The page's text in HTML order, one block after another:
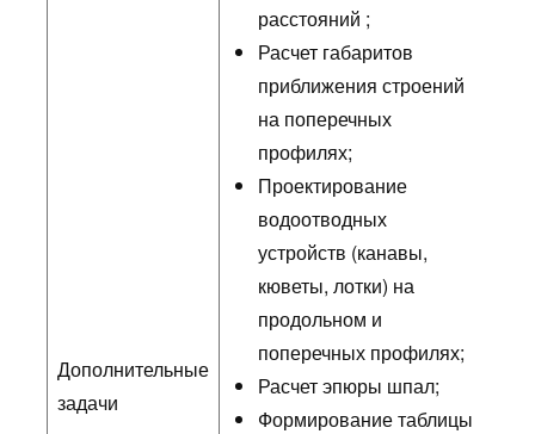
Дополнительные
задачи
расстояний ;
Расчет габаритов
приближения строений
на поперечных
профилях;
Проектирование
водоотводных
устройств (канавы,
кюветы, лотки) на
продольном и
поперечных профилях;
Расчет эпюры шпал;
Формирование таблицы